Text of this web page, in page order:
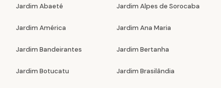
Jardim Abaeté Jardim Alpes de Sorocaba
Jardim América Jardim Ana Maria
Jardim Bandeirantes Jardim Bertanha
Jardim Botucatu Jardim Brasilândia